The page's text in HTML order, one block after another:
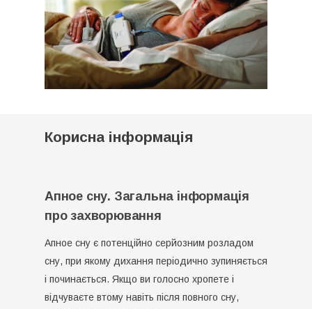
Корисна інформація
Апное сну. Загальна інформація
про захворювання
Апное сну є потенційно серйозним розладом
сну, при якому дихання періодично зупиняється
і починається. Якщо ви голосно хропете і
відчуваєте втому навіть після повного сну,